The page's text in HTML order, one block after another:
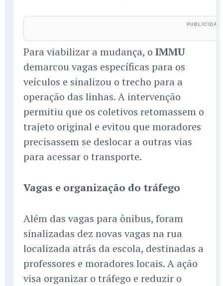
Para viabilizar a mudança, o IMMU
demarcou vagas específicas para os
veículos e sinalizou o trecho para a
operação das linhas. A intervenção
permitiu que os coletivos retomassem o
trajeto original e evitou que moradores
precisassem se deslocar a outras vias
para acessar o transporte.
Vagas e organização do tráfego
Além das vagas para ônibus, foram
sinalizadas dez novas vagas na rua
localizada atrás da escola, destinadas a
professores e moradores locais. A ação
visa organizar o tráfego e reduzir o